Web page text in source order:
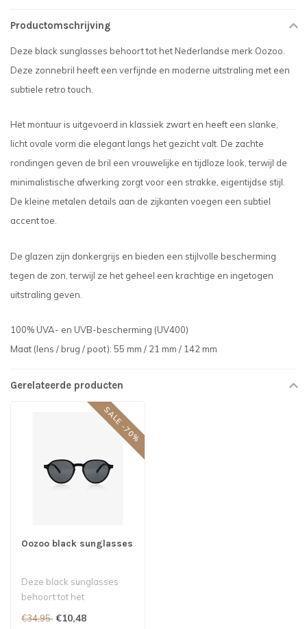
Productomschrijving
Deze black sunglasses behoort tot het Nederlandse merk Oozoo.
Deze zonnebril heeft een verfijnde en moderne uitstraling met een
subtiele retro touch.
Het montuur is uitgevoerd in klassiek zwart en heeft een slanke,
licht ovale vorm die elegant langs het gezicht valt. De zachte
rondingen geven de bril een vrouwelijke en tijdloze look, terwijl de
minimalistische afwerking zorgt voor een strakke, eigentijdse stijl.
De kleine metalen details aan de zijkanten voegen een subtiel
accent toe.
De glazen zijn donkergrijs en bieden een stijlvolle bescherming
tegen de zon, terwijl ze het geheel een krachtige en ingetogen
uitstraling geven.
100% UVA- en UVB-bescherming (UV400)
Maat (lens / brug / poot): 55 mm / 21 mm / 142 mm
Gerelateerde producten
SALE -70%
Oozoo black sunglasses
Deze black sunglasses
behoort tot het
€34,95 €10,48